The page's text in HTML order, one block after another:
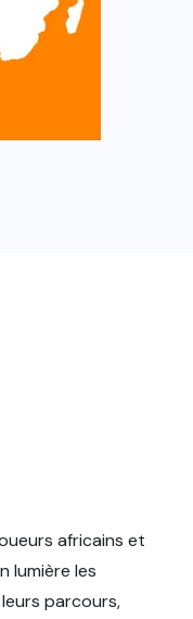
africains et
lumière les
parcours,